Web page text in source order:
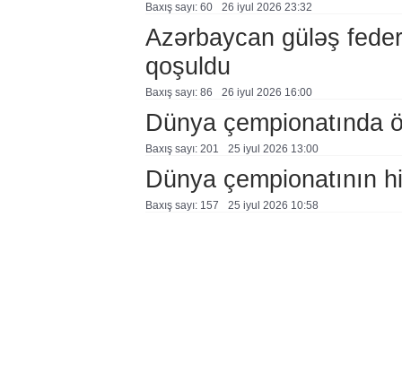
Baxış sayı: 60 26 i̇yul 2026 23:32
Azərbaycan güləş
qoşuldu
Baxış sayı: 86 26 i̇yul 2026 16:00
Dünya çempionatında
Baxış sayı: 201 25 i̇yul 2026 13:00
Dünya çempionatının
Baxış sayı: 157 25 i̇yul 2026 10:58